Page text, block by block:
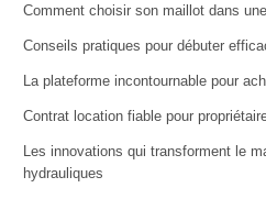
Comment choisir son maillot dans
Conseils pratiques pour débuter
La plateforme incontournable pour
Contrat location fiable pour
Les innovations qui transforment le
hydrauliques